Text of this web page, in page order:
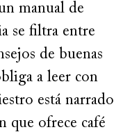
manual de
se filtra entre
de buenas
a leer con
está narrado
que ofrece café